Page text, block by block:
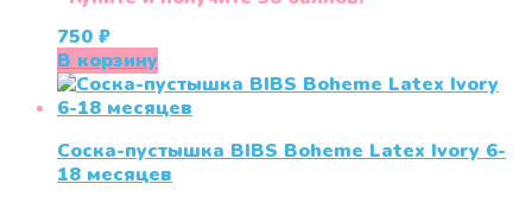
750 ₽
В корзину
Соска-пустышка BIBS Boheme Latex Ivory 6-
18 месяцев